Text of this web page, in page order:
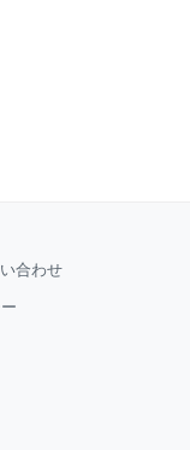
合わせ